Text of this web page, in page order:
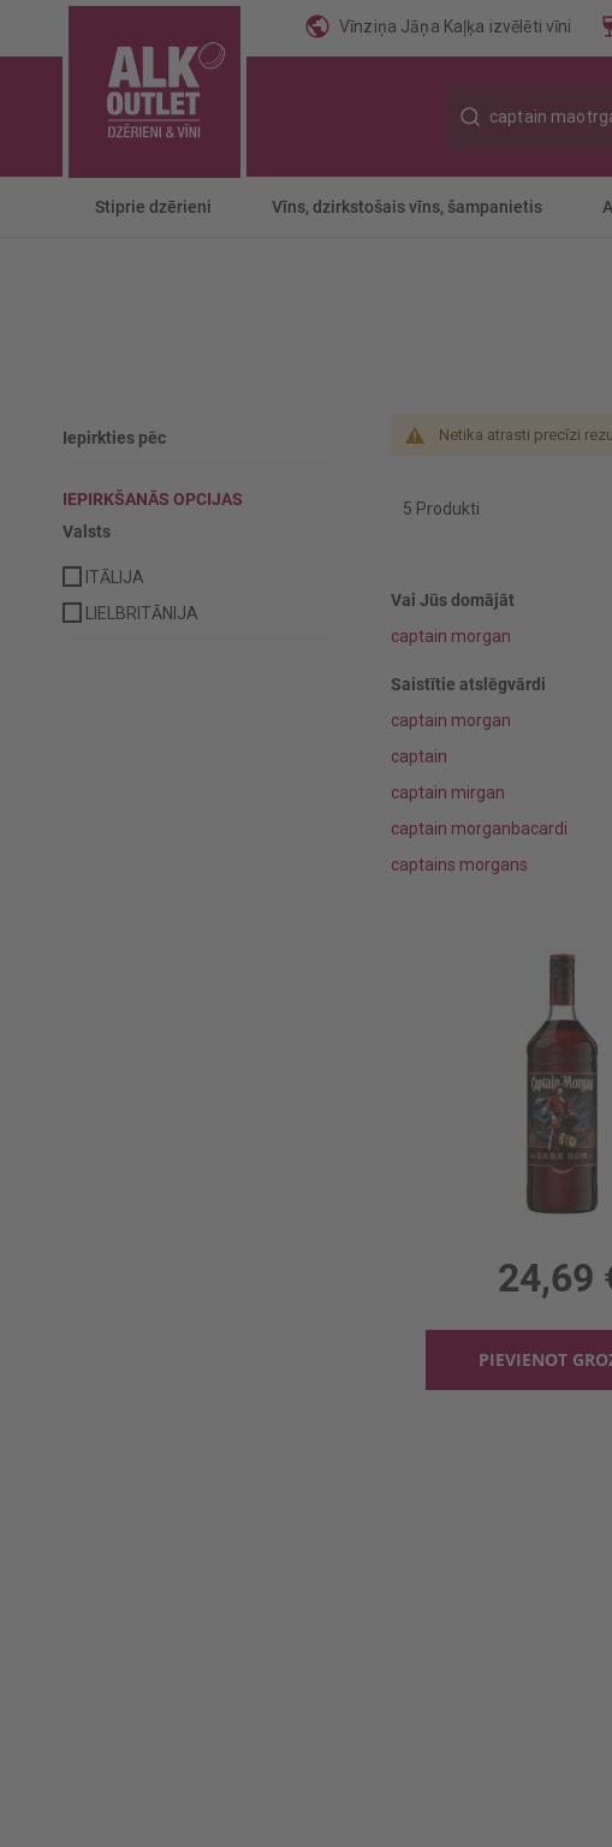
Vīnziņa Jāņa Kaļķa izvēlēti vīni
Stiprie dzērieni Vīns, dzirkstošais vīns, šampanietis
Netika atrasti precīzi
5 Produkti
Vai Jūs domājāt
captain morgan
Saistītie atslēgvārdi
captain morgan
captain
captain mirgan
captain morganbacardi
captains morgans
24,69
PIEVIENOT
Iepirkties pēc
IEPIRKŠANĀS OPCIJAS
Valsts
ITĀLIJA
LIELBRITĀNIJA